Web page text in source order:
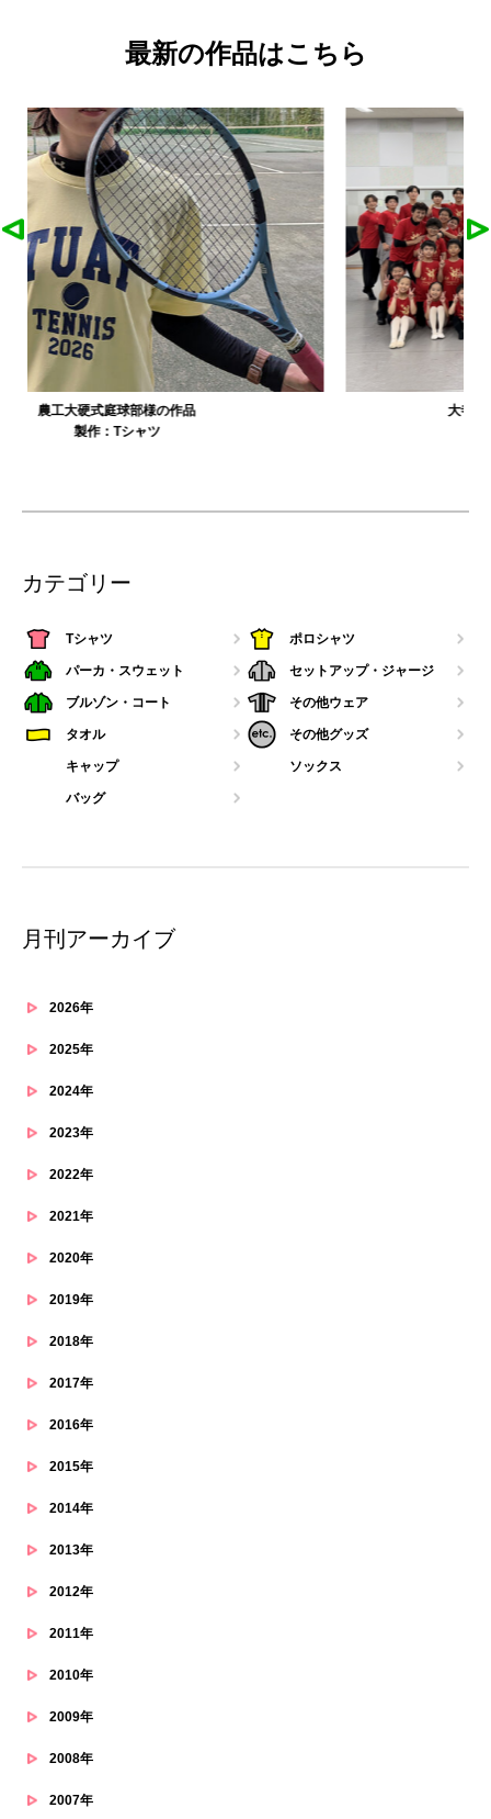
最新の作品はこちら
大寺資二バレエアカデミー様の作品
カテゴリー
Tシャツ ポロシャツ
パーカ・スウェット セットアップ・ジャージ
ブルゾン・コート その他ウェア
タオル その他グッズ
キャップ ソックス
バッグ
月刊アーカイブ
2026年
2025年
2024年
2023年
2022年
2021年
2020年
2019年
2018年
2017年
2016年
2015年
2014年
2013年
2012年
2011年
2010年
2009年
2008年
2007年